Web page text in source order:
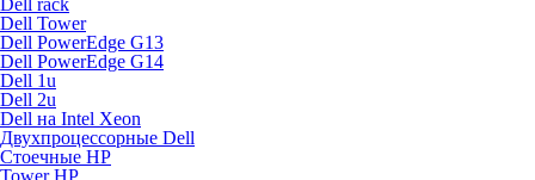
Dell rack
Dell Tower
Dell PowerEdge G13
Dell PowerEdge G14
Dell 1u
Dell 2u
Dell на Intel Xeon
Двухпроцессорные Dell
Стоечные HP
Tower HP